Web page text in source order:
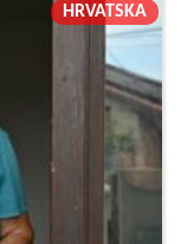
HRVATSKA